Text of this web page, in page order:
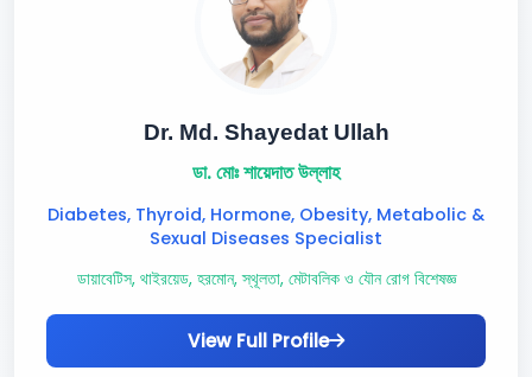
Dr. Md. Shayedat Ullah
ডা. মোঃ শায়েদাত উল্লাহ
Diabetes, Thyroid, Hormone, Obesity, Metabolic &
Sexual Diseases Specialist
ডায়াবেটিস, থাইরয়েড, হরমোন, স্থূলতা, মেটাবলিক ও যৌন রোগ বিশেষজ্ঞ
View Full Profile